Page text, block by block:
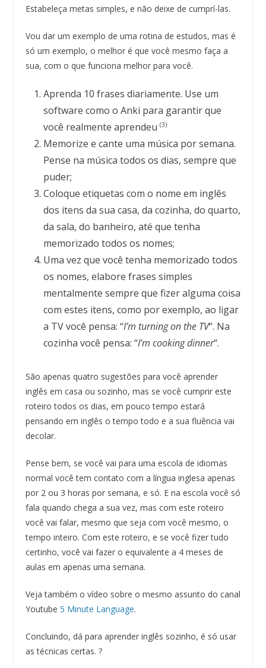
Estabeleça metas simples, e não deixe de cumprí-las.
Vou dar um exemplo de uma rotina de estudos, mas é
só um exemplo, o melhor é que você mesmo faça a
sua, com o que funciona melhor para você.
Aprenda 10 frases diariamente. Use um
software como o Anki para garantir que
você realmente aprendeu (3)
Memorize e cante uma música por semana.
Pense na música todos os dias, sempre que
puder;
Coloque etiquetas com o nome em inglês
dos itens da sua casa, da cozinha, do quarto,
da sala, do banheiro, até que tenha
memorizado todos os nomes;
Uma vez que você tenha memorizado todos
os nomes, elabore frases simples
mentalmente sempre que fizer alguma coisa
com estes itens, como por exemplo, ao ligar
a TV você pensa: “I’m turning on the TV“. Na
cozinha você pensa: “I’m cooking dinner“.
São apenas quatro sugestões para você aprender
inglês em casa ou sozinho, mas se você cumprir este
roteiro todos os dias, em pouco tempo estará
pensando em inglês o tempo todo e a sua fluência vai
decolar.
Pense bem, se você vai para uma escola de idiomas
normal você tem contato com a língua inglesa apenas
por 2 ou 3 horas por semana, e só. E na escola você só
fala quando chega a sua vez, mas com este roteiro
você vai falar, mesmo que seja com você mesmo, o
tempo inteiro. Com este roteiro, e se você fizer tudo
certinho, você vai fazer o equivalente a 4 meses de
aulas em apenas uma semana.
Veja também o vídeo sobre o mesmo assunto do canal
Youtube 5 Minute Language.
Concluindo, dá para aprender inglês sozinho, é só usar
as técnicas certas. ?